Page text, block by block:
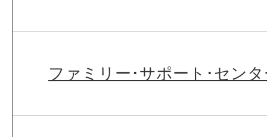
ファミリー･サポート･セン